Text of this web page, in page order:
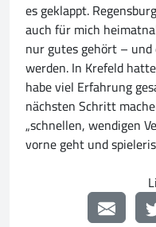
es geklappt.
auch für mich
nur gutes gehört –
werden. In Krefeld
habe viel Erfahrung
nächsten Schritt
„schnellen, wendigen
vorne geht und